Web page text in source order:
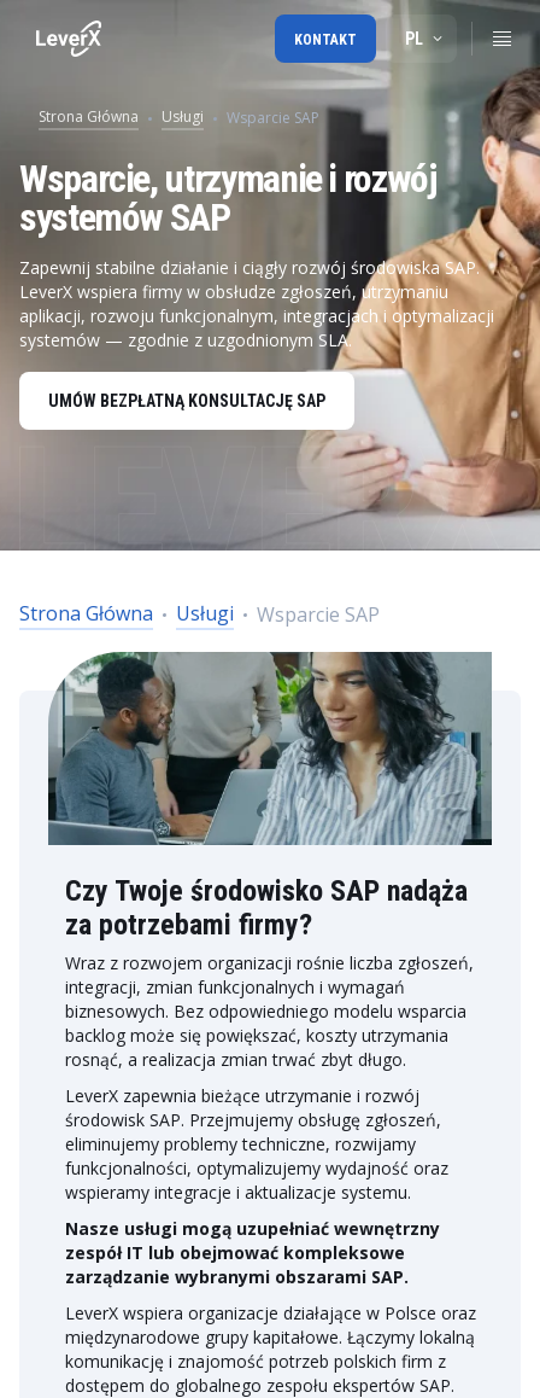
PL
KONTAKT
Strona Główna Usługi Wsparcie SAP
Wsparcie, utrzymanie i rozwój
systemów SAP
Zapewnij stabilne działanie i ciągły rozwój środowiska SAP.
LeverX wspiera firmy w obsłudze zgłoszeń, utrzymaniu
aplikacji, rozwoju funkcjonalnym, integracjach i optymalizacji
systemów — zgodnie z uzgodnionym SLA.
UMÓW BEZPŁATNĄ KONSULTACJĘ SAP
Strona Główna Usługi Wsparcie SAP
Czy Twoje środowisko SAP nadąża
za potrzebami firmy?
Wraz z rozwojem organizacji rośnie liczba zgłoszeń,
integracji, zmian funkcjonalnych i wymagań
biznesowych. Bez odpowiedniego modelu wsparcia
backlog może się powiększać, koszty utrzymania
rosnąć, a realizacja zmian trwać zbyt długo.
LeverX zapewnia bieżące utrzymanie i rozwój
środowisk SAP. Przejmujemy obsługę zgłoszeń,
eliminujemy problemy techniczne, rozwijamy
funkcjonalności, optymalizujemy wydajność oraz
wspieramy integracje i aktualizacje systemu.
Nasze usługi mogą uzupełniać wewnętrzny
zespół IT lub obejmować kompleksowe
zarządzanie wybranymi obszarami SAP.
LeverX wspiera organizacje działające w Polsce oraz
międzynarodowe grupy kapitałowe. Łączymy lokalną
komunikację i znajomość potrzeb polskich firm z
dostępem do globalnego zespołu ekspertów SAP.